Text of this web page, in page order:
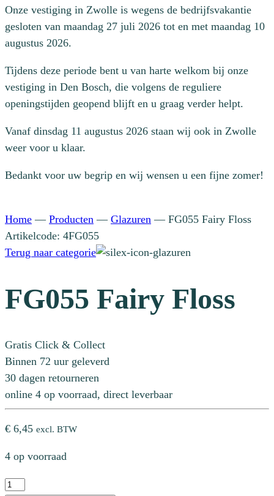
Onze vestiging in Zwolle is wegens de bedrijfsvakantie
gesloten van maandag 27 juli 2026 tot en met maandag 10
augustus 2026.
Tijdens deze periode bent u van harte welkom bij onze
vestiging in Den Bosch, die volgens de reguliere
openingstijden geopend blijft en u graag verder helpt.
Vanaf dinsdag 11 augustus 2026 staan wij ook in Zwolle
weer voor u klaar.
Bedankt voor uw begrip en wij wensen u een fijne zomer!
Home — Producten — Glazuren — FG055 Fairy Floss
Artikelcode: 4FG055
Terug naar categorie
FG055 Fairy Floss
Gratis Click & Collect
Binnen 72 uur geleverd
30 dagen retourneren
online 4 op voorraad, direct leverbaar
€ 6,45 excl. BTW
4 op voorraad
FG055